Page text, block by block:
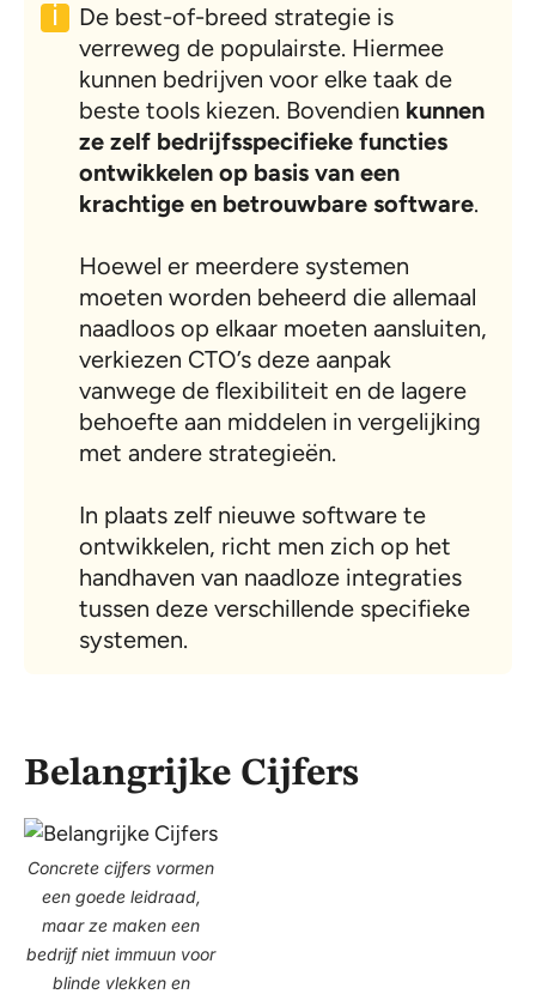
De best-of-breed strategie is
verreweg de populairste. Hiermee
kunnen bedrijven voor elke taak de
beste tools kiezen. Bovendien kunnen
ze zelf bedrijfsspecifieke functies
ontwikkelen op basis van een
krachtige en betrouwbare software.
Hoewel er meerdere systemen
moeten worden beheerd die allemaal
naadloos op elkaar moeten aansluiten,
verkiezen CTO’s deze aanpak
vanwege de flexibiliteit en de lagere
behoefte aan middelen in vergelijking
met andere strategieën.
In plaats zelf nieuwe software te
ontwikkelen, richt men zich op het
handhaven van naadloze integraties
tussen deze verschillende specifieke
systemen.
Belangrijke Cijfers
Concrete cijfers vormen
een goede leidraad,
maar ze maken een
bedrijf niet immuun voor
blinde vlekken en